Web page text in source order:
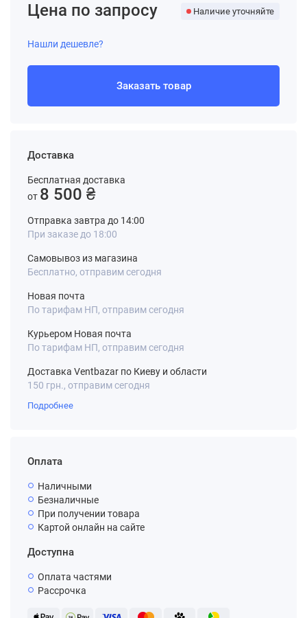
Доставка
Бесплатная доставка
от 8 500 ₴
Отправка завтра до 14:00
При заказе до 18:00
Самовывоз из магазина
Бесплатно, отправим сегодня
Новая почта
По тарифам НП, отправим сегодня
Курьером Новая почта
По тарифам НП, отправим сегодня
Доставка Ventbazar по Киеву и области
150 грн., отправим сегодня
Подробнее
Оплата
Наличными
Безналичные
При получении товара
Картой онлайн на сайте
Доступна
Оплата частями
Рассрочка
Цена по запросу Наличие уточняйте
Нашли дешевле?
Заказать товар